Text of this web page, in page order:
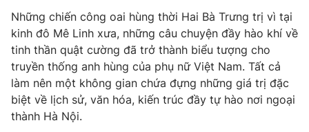
THỜI BÁO VTV
Theo dõi báo trên
Những chiến công oai hùng thời Hai Bà Trưng trị vì tại
kinh đô Mê Linh xưa, những câu chuyện đầy hào khí về
tinh thần quật cường đã trở thành biểu tượng cho
truyền thống anh hùng của phụ nữ Việt Nam. Tất cả
làm nên một không gian chứa đựng những giá trị đặc
biệt về lịch sử, văn hóa, kiến trúc đầy tự hào nơi ngoại
thành Hà Nội.